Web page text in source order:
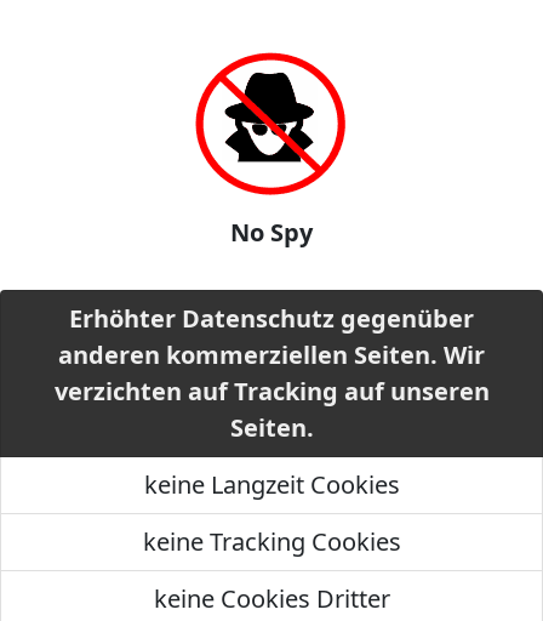
No Spy
Erhöhter Datenschutz gegenüber
anderen kommerziellen Seiten. Wir
verzichten auf Tracking auf unseren
Seiten.
keine Langzeit Cookies
keine Tracking Cookies
keine Cookies Dritter